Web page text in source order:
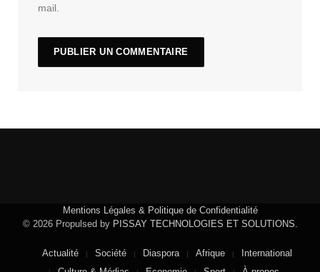
mail.
Mentions Légales & Politique de Confidentialité
© 2026 Propulsed by PISSAY TECHNOLOGIES ET SOLUTIONS.
Actualité Société Diaspora Afrique
International